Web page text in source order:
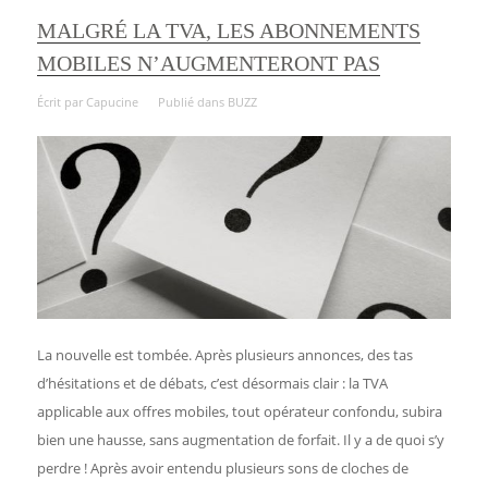
MALGRÉ LA TVA, LES ABONNEMENTS
MOBILES N’AUGMENTERONT PAS
Écrit par Capucine Publié dans BUZZ
La nouvelle est tombée. Après plusieurs annonces, des tas
d’hésitations et de débats, c’est désormais clair : la TVA
applicable aux offres mobiles, tout opérateur confondu, subira
bien une hausse, sans augmentation de forfait. Il y a de quoi s’y
perdre ! Après avoir entendu plusieurs sons de cloches de